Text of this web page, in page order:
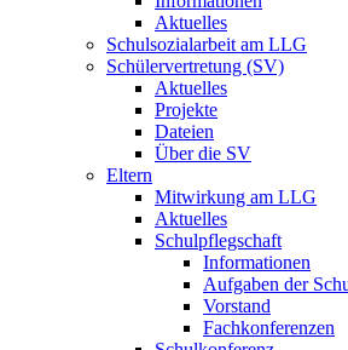
Aktuelles
Schulsozialarbeit am LLG
Schülervertretung (SV)
Aktuelles
Projekte
Dateien
Über die SV
Eltern
Mitwirkung am LLG
Aktuelles
Schulpflegschaft
Informationen
Aufgaben der
Vorstand
Fachkonferenzen